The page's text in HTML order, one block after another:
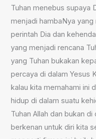
Tuhan menebus supaya
menjadi hambaNya
perintah Dia dan
yang menjadi rencana
yang Tuhan bukakan
percaya di dalam Yesus
kalau kita memahami ini
hidup di dalam suatu
Tuhan Allah dan bukan
berkenan untuk diri kita